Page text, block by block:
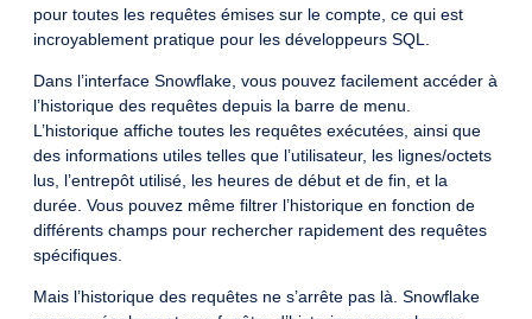
pour toutes les requêtes émises sur le compte, ce qui est
incroyablement pratique pour les développeurs SQL.
Dans l’interface Snowflake, vous pouvez facilement accéder à
l’historique des requêtes depuis la barre de menu.
L’historique affiche toutes les requêtes exécutées, ainsi que
des informations utiles telles que l’utilisateur, les lignes/octets
lus, l’entrepôt utilisé, les heures de début et de fin, et la
durée. Vous pouvez même filtrer l’historique en fonction de
différents champs pour rechercher rapidement des requêtes
spécifiques.
Mais l’historique des requêtes ne s’arrête pas là. Snowflake